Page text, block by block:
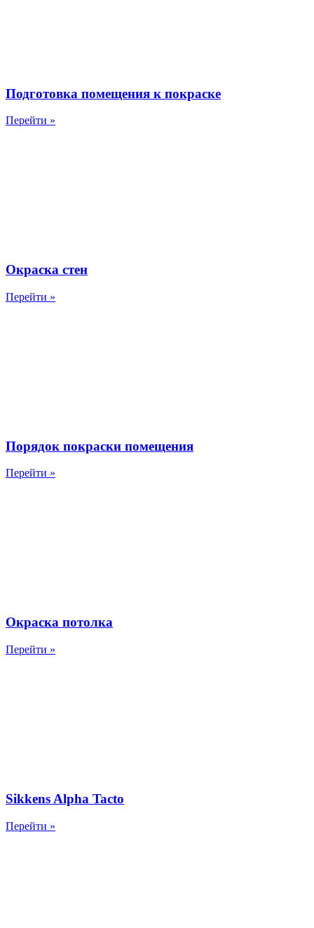
Подготовка помещения к покраске
Перейти »
Окраска стен
Перейти »
Порядок покраски помещения
Перейти »
Окраска потолка
Перейти »
Sikkens Alpha Tacto
Перейти »